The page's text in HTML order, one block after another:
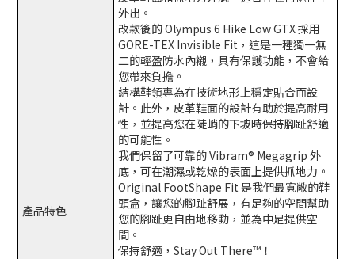
產品特色
外出。
改款後的 Olympus 6 Hike Low GTX 採用
GORE-TEX Invisible Fit，這是一種獨一無
二的輕盈防水內襯，具有保護功能，不會給
您帶來負擔。
結構鞋領專為在技術地形上穩定貼合而設
計。此外，皮革鞋面的設計有助於提高耐用
性，並提高您在陡峭的下坡時保持腳趾舒適
的可能性。
我們保留了可靠的 Vibram® Megagrip 外
底，可在潮濕或乾燥的表面上提供抓地力。
Original FootShape Fit 是我們最寬敞的鞋
頭盒，讓您的腳趾舒展，有足夠的空間幫助
您的腳趾更自由地移動，並為中足提供空
間。
保持舒適，Stay Out There™！